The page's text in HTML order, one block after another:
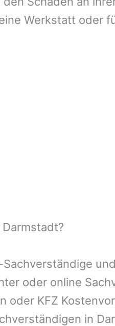
Werkstatt oder
oder online
oder KFZ
in